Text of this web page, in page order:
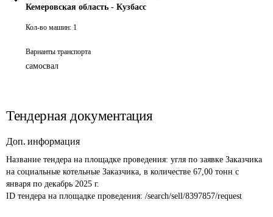
Кемеровская область - Кузбасс
Кол-во машин: 1
Варианты транспорта
самосвал
Тендерная документация
Доп. информация
Название тендера на площадке проведения: угля по заявке Заказчика
на социальные котельные Заказчика, в количестве 67,00 тонн с
января по декабрь 2025 г.
ID тендера на площадке проведения: /search/sell/8397857/request